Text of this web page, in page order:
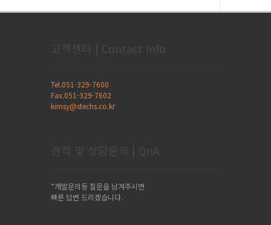
고객센터 | Contact Info
Tel.051-329-7600
Fax.051-329-7602
kimsy@stechs.co.kr
견적 및 상담문의 | QnA
*개발문의등 질문을 남겨주시면
빠른 답변 드리겠습니다.